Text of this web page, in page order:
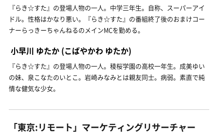
『らき☆すた』の登場人物の一人。中学三年生。自称、スーパーアイ
ドル。性格はかなり悪い。『らき☆すた』の番組終了後のおまけコー
ナーらっきーちゃんねるのメインMCを勤める。
小早川 ゆたか (こばやかわ ゆたか)
『らき☆すた』の登場人物の一人。稜桜学園の高校一年生。成美ゆい
の妹、泉こなたのいとこ。岩崎みなみとは親友同士。病弱。素直で純
情な健気な少女。
「東京:リモート」マーケティングリサーチャー